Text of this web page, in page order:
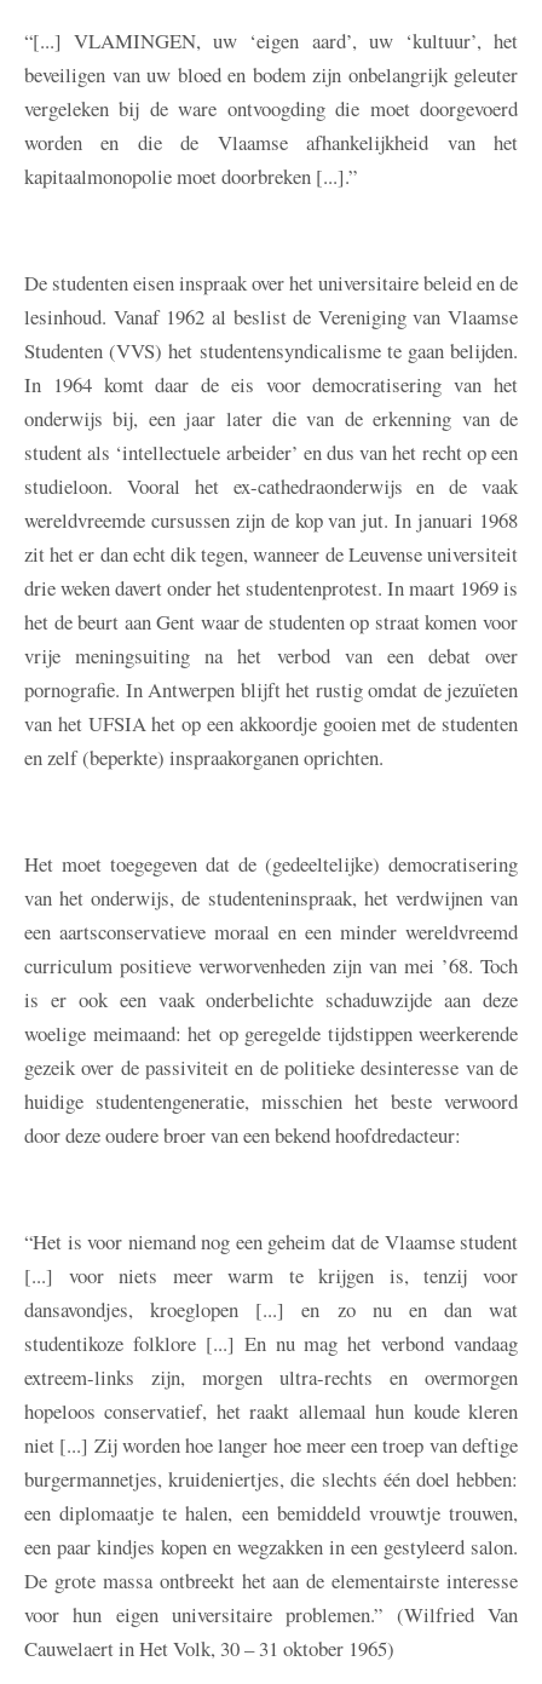
“[...] VLAMINGEN, uw ‘eigen aard’, uw ‘kultuur’, het
beveiligen van uw bloed en bodem zijn onbelangrijk geleuter
vergeleken bij de ware ontvoogding die moet doorgevoerd
worden en die de Vlaamse afhankelijkheid van het
kapitaalmonopolie moet doorbreken [...].”
De studenten eisen inspraak over het universitaire beleid en de
lesinhoud. Vanaf 1962 al beslist de Vereniging van Vlaamse
Studenten (VVS) het studentensyndicalisme te gaan belijden.
In 1964 komt daar de eis voor democratisering van het
onderwijs bij, een jaar later die van de erkenning van de
student als ‘intellectuele arbeider’ en dus van het recht op een
studieloon. Vooral het ex-cathedraonderwijs en de vaak
wereldvreemde cursussen zijn de kop van jut. In januari 1968
zit het er dan echt dik tegen, wanneer de Leuvense universiteit
drie weken davert onder het studentenprotest. In maart 1969 is
het de beurt aan Gent waar de studenten op straat komen voor
vrije meningsuiting na het verbod van een debat over
pornografie. In Antwerpen blijft het rustig omdat de jezuïeten
van het UFSIA het op een akkoordje gooien met de studenten
en zelf (beperkte) inspraakorganen oprichten.
Het moet toegegeven dat de (gedeeltelijke) democratisering
van het onderwijs, de studenteninspraak, het verdwijnen van
een aartsconservatieve moraal en een minder wereldvreemd
curriculum positieve verworvenheden zijn van mei ’68. Toch
is er ook een vaak onderbelichte schaduwzijde aan deze
woelige meimaand: het op geregelde tijdstippen weerkerende
gezeik over de passiviteit en de politieke desinteresse van de
huidige studentengeneratie, misschien het beste verwoord
door deze oudere broer van een bekend hoofdredacteur:
“Het is voor niemand nog een geheim dat de Vlaamse student
[...] voor niets meer warm te krijgen is, tenzij voor
dansavondjes, kroeglopen [...] en zo nu en dan wat
studentikoze folklore [...] En nu mag het verbond vandaag
extreem-links zijn, morgen ultra-rechts en overmorgen
hopeloos conservatief, het raakt allemaal hun koude kleren
niet [...] Zij worden hoe langer hoe meer een troep van deftige
burgermannetjes, kruideniertjes, die slechts één doel hebben:
een diplomaatje te halen, een bemiddeld vrouwtje trouwen,
een paar kindjes kopen en wegzakken in een gestyleerd salon.
De grote massa ontbreekt het aan de elementairste interesse
voor hun eigen universitaire problemen.” (Wilfried Van
Cauwelaert in Het Volk, 30 – 31 oktober 1965)